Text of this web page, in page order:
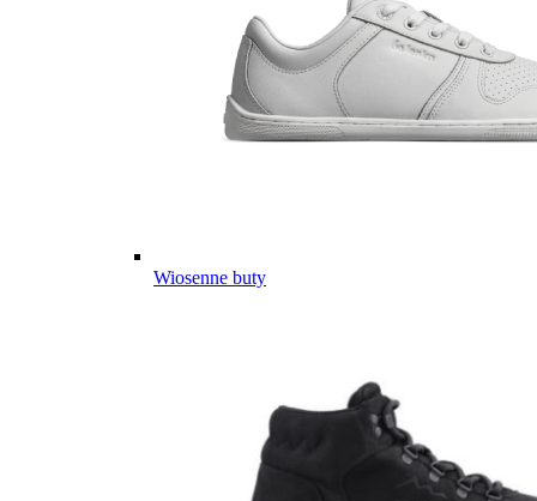
Wiosenne buty